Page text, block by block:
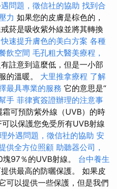
問題，徵信社的協助 找到合
力 如果您的皮膚是棕色的，
菸是吸收紫外線並將其轉換
快速提升膚色的美白方案 各種
飲空間 毛孔粗大醫美療程，
註意到這麼低，但是一小部
的溫暖。 大里推拿療程 了解
最具專業的服務 它的意思是“
手 菲律賓簽證辦理的注意事
霜可預防紫外線（UVB）的時
可以保護您免受所有UVB射線
外遇問題，徵信社的協助 安
供全方位照顧 助聽器公司，
塊97％的UVB射線。 台中養生
供最高的防曬保護。 如果皮
可以提供一些保護，但是我們